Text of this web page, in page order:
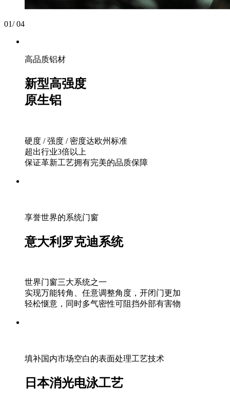
01/04
高品质铝材
新型高强度
原生铝
硬度 / 强度 / 密度达欧州标准
超出行业3倍以上
保证革新工艺拥有完美的品质保障
享誉世界的系统门窗
意大利罗克迪系统
世界门窗三大系统之一
实现万能转角、任意调整角度，开闭门更加
轻松惬意，同时多气密性可阻挡外部有害物
填补国内市场空白的表面处理工艺技术
日本消光电泳工艺